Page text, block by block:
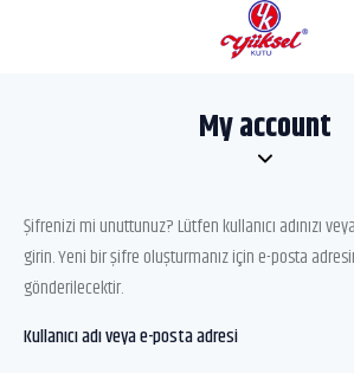
My account
Şifrenizi mi unuttunuz? Lütfen kullanıcı adınızı
girin. Yeni bir şifre oluşturmanız için e-posta
gönderilecektir.
Kullanıcı adı veya e-posta adresi